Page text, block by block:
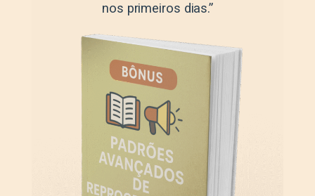
nos primeiros dias.”